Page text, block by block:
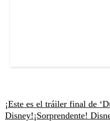
¡Este es el tráiler final de
Disney! ¡Sorprendente!